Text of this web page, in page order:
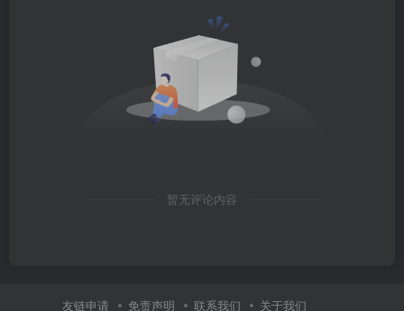
暂无评论内容
友链申请 免责声明 联系我们 关于我们